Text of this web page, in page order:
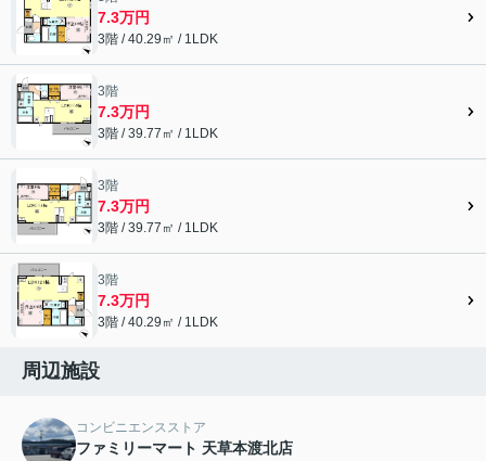
7.3万円
3階 / 40.29㎡ / 1LDK
3階
7.3万円
3階 / 39.77㎡ / 1LDK
3階
7.3万円
3階 / 39.77㎡ / 1LDK
3階
7.3万円
3階 / 40.29㎡ / 1LDK
周辺施設
コンビニエンスストア
ファミリーマート 天草本渡北店